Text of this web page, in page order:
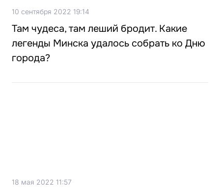
10 сентября 2022 19:14
Там чудеса, там леший бродит. Какие
легенды Минска удалось собрать ко Дню
города?
18 мая 2022 11:57